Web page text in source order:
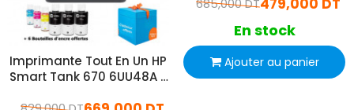
Imprimante Tout En Un HP
Smart Tank 670 6UU48A -
En stock
Ajouter au panier